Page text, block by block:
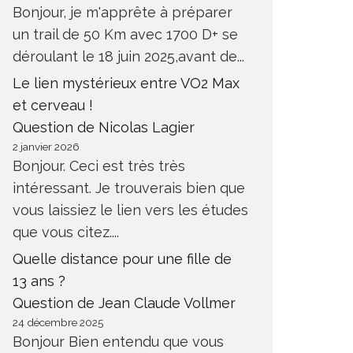
Bonjour, je m'apprête à préparer
un trail de 50 Km avec 1700 D+ se
déroulant le 18 juin 2025,avant de...
Le lien mystérieux entre VO2 Max
et cerveau !
Question de Nicolas Lagier
2 janvier 2026
Bonjour. Ceci est très très
intéressant. Je trouverais bien que
vous laissiez le lien vers les études
que vous citez....
Quelle distance pour une fille de
13 ans ?
Question de Jean Claude Vollmer
24 décembre 2025
Bonjour Bien entendu que vous